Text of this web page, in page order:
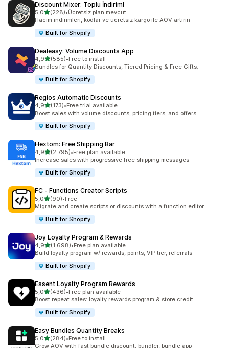
Discount Mixer: Toplu İndiriml
5,05 yıldız üzerinden
(228)
toplam 228 değerlendirme
•Ücretsiz plan mevcut
Hacim indirimleri, kodlar ve ücretsiz kargo ile AOV artırın
Built for Shopify
Dealeasy: Volume Discounts App
4,95 yıldız üzerinden
(585)
toplam 585 değerlendirme
•Free to install
Bundles for Quantity Discounts, Tiered Pricing & Free Gifts.
Built for Shopify
Regios Automatic Discounts
4,95 yıldız üzerinden
(173)
toplam 173 değerlendirme
•Free trial available
Boost sales with volume discounts, pricing tiers, and offers
Built for Shopify
Hextom: Free Shipping Bar
4,95 yıldız üzerinden
(2.795)
toplam 2795 değerlendirme
•Free plan available
Increase sales with progressive free shipping messages
Built for Shopify
FC ‑ Functions Creator Scripts
5,05 yıldız üzerinden
(90)
toplam 90 değerlendirme
•Free
Migrate and create scripts or discounts with a function editor
Built for Shopify
Joy Loyalty Program & Rewards
4,95 yıldız üzerinden
(1.698)
toplam 1698 değerlendirme
•Free plan available
Build loyalty program w/ rewards, points, VIP tier, referrals
Built for Shopify
Essent Loyalty Program Rewards
5,05 yıldız üzerinden
(436)
toplam 436 değerlendirme
•Free plan available
Boost repeat sales: loyalty rewards program & store credit
Built for Shopify
Easy Bundles Quantity Breaks
5,05 yıldız üzerinden
(284)
toplam 284 değerlendirme
•Free to install
Grow AOV with fast bundle discount, bundler, bundle app